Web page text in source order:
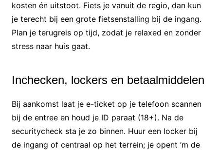
kosten én uitstoot. Fiets je vanuit de regio, dan kun
je terecht bij een grote fietsenstalling bij de ingang.
Plan je terugreis op tijd, zodat je relaxed en zonder
stress naar huis gaat.
Inchecken, lockers en betaalmiddelen
Bij aankomst laat je e-ticket op je telefoon scannen
bij de entree en houd je ID paraat (18+). Na de
securitycheck sta je zo binnen. Huur een locker bij
de ingang of centraal op het terrein; je opent ‘m de